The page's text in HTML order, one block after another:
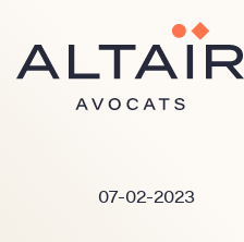
07-02-2023